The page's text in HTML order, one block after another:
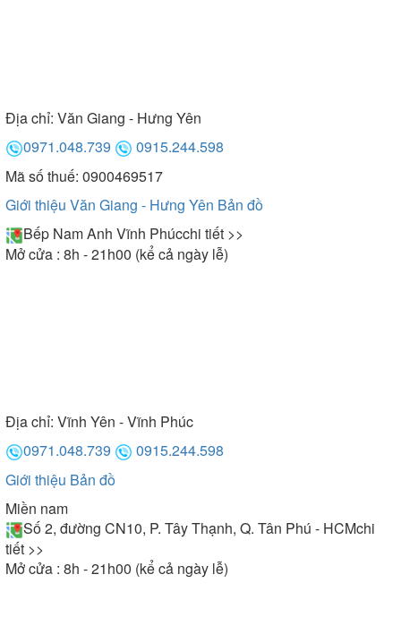
Địa chỉ: Văn Giang - Hưng Yên
0971.048.739
0915.244.598
Mã số thuế: 0900469517
Giới thiệu Văn Giang - Hưng Yên Bản đồ
Bếp Nam Anh Vĩnh Phúcchi tiết >>
Mở cửa : 8h - 21h00 (kể cả ngày lễ)
Địa chỉ: Vĩnh Yên - Vĩnh Phúc
0971.048.739
0915.244.598
Giới thiệu Bản đồ
Miền nam
Số 2, đường CN10, P. Tây Thạnh, Q. Tân Phú - HCMchi
tiết >>
Mở cửa : 8h - 21h00 (kể cả ngày lễ)